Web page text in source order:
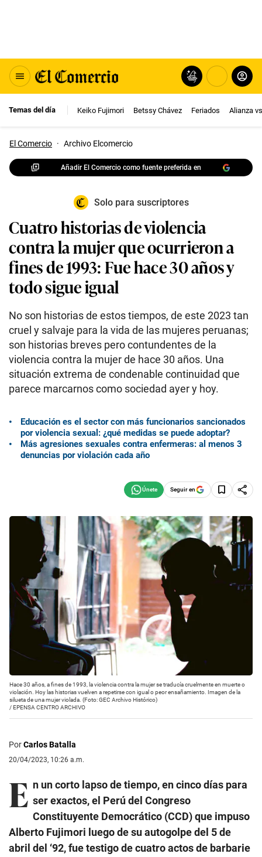
Temas del día Keiko Fujimori Betssy Chávez Feriados Alianza
El Comercio · Archivo Elcomercio
Añadir El Comercio como fuente preferida en
Solo para suscriptores
Cuatro historias de violencia
contra la mujer que ocurrieron a
fines de 1993: Fue hace 30 años y
todo sigue igual
No son historias de estos tiempos, de este 2023 tan
cruel y salvaje para la vida de las mujeres peruanas;
son historias breves pero contundentes de la
violencia contra la mujer de hace 30 años. Una
situación extrema de condenable continuidad que
parece marcarnos como sociedad ayer y hoy.
Educación es el sector con más funcionarios sancionados
por violencia sexual: ¿qué medidas se puede adoptar?
Más agresiones sexuales contra enfermeras: al menos 3
denuncias por violación cada año
Seguir en
Hace 30 años, a fines de 1993, la violencia contra la mujer se traducía cruelmente en muerte o
violación. Hoy las historias vuelven a repetirse con igual o peor ensañamiento. Imagen de la
silueta de una mujer violada. (Foto: GEC Archivo Histórico)
/EPENSA CENTRO ARCHIVO
PorCarlos Batalla
20/04/2023, 10:26 a.m.
E n un corto lapso de tiempo, en cinco días para
ser exactos, el Perú del Congreso
Constituyente Democrático (CCD) que impuso
Alberto Fujimori luego de su autogolpe del 5 de
abril del ‘92, fue testigo de cuatro actos de barbarie